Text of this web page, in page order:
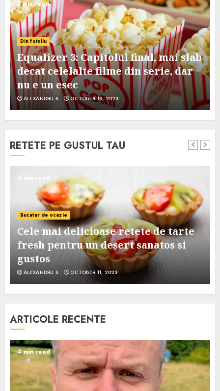
3 min read
Din fotoliu
Equalizer 3: Capitolul final, mai slab
decat celelalte filme din serie, dar
nu e un esec
ALEXANDRU S. OCTOBER 18, 2023
RETETE PE GUSTUL TAU
4 min read
Bucatar de ocazie
Cele mai delicioase retete de tarte
fresh pentru un desert sanatos si
gustos
ALEXANDRU S. OCTOBER 11, 2023
ARTICOLE RECENTE
4 min read